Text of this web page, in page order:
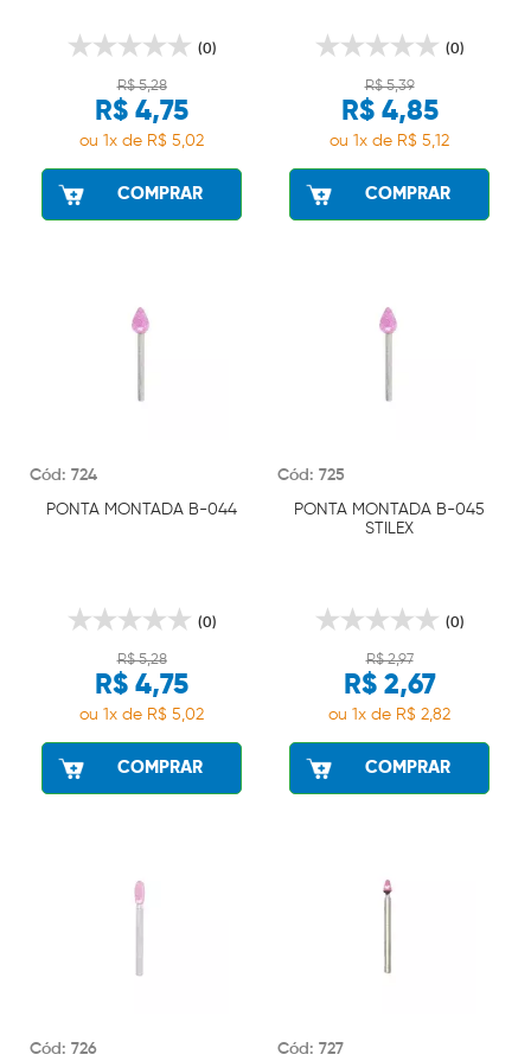
(0)
R$ 5,28
R$ 4,75
ou 1x de R$ 5,02
COMPRAR
(0)
R$ 5,39
R$ 4,85
ou 1x de R$ 5,12
COMPRAR
Cód: 724
PONTA MONTADA B-044
(0)
R$ 5,28
R$ 4,75
ou 1x de R$ 5,02
COMPRAR
Cód: 725
PONTA MONTADA B-045
STILEX
(0)
R$ 2,97
R$ 2,67
ou 1x de R$ 2,82
COMPRAR
Cód: 726 Cód: 727